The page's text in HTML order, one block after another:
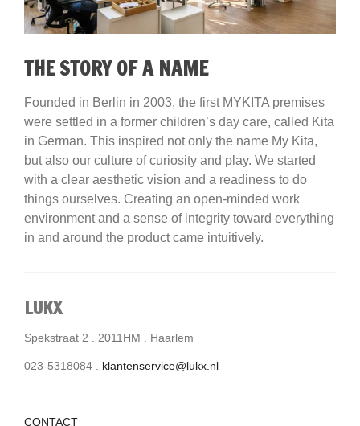
THE STORY OF A NAME
Founded in Berlin in 2003, the first MYKITA premises
were settled in a former children’s day care, called Kita
in German. This inspired not only the name My Kita,
but also our culture of curiosity and play. We started
with a clear aesthetic vision and a readiness to do
things ourselves. Creating an open-minded work
environment and a sense of integrity toward everything
in and around the product came intuitively.
LUKX
Spekstraat 2 . 2011HM . Haarlem
023-5318084 . klantenservice@lukx.nl
CONTACT